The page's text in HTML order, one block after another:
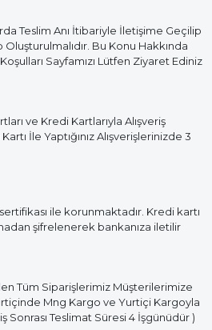
Teslim Anı İtibariyle İletişime Geçilip
Bu Konu Hakkında
Sayfamızı Lütfen Ziyaret Ediniz
ve Kredi Kartlarıyla Alışveriş
İle Yaptığınız Alışverişlerinizde 3
ile korunmaktadır. Kredi kartı
şifrelenerek bankanıza iletilir
Tüm Siparişlerimiz Müşterilerimize
Mng Kargo ve Yurtiçi Kargoyla
Sonrası Teslimat Süresi 4 İşgünüdür )